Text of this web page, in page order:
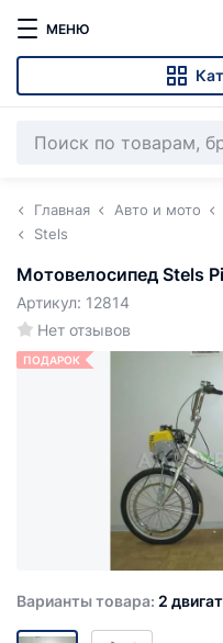
МЕНЮ
Главная Авто и мото
Stels
Мотовелосипед Stels
Нет отзывов
Артикул: 12814
ПОДАРОК
Варианты товара: 2